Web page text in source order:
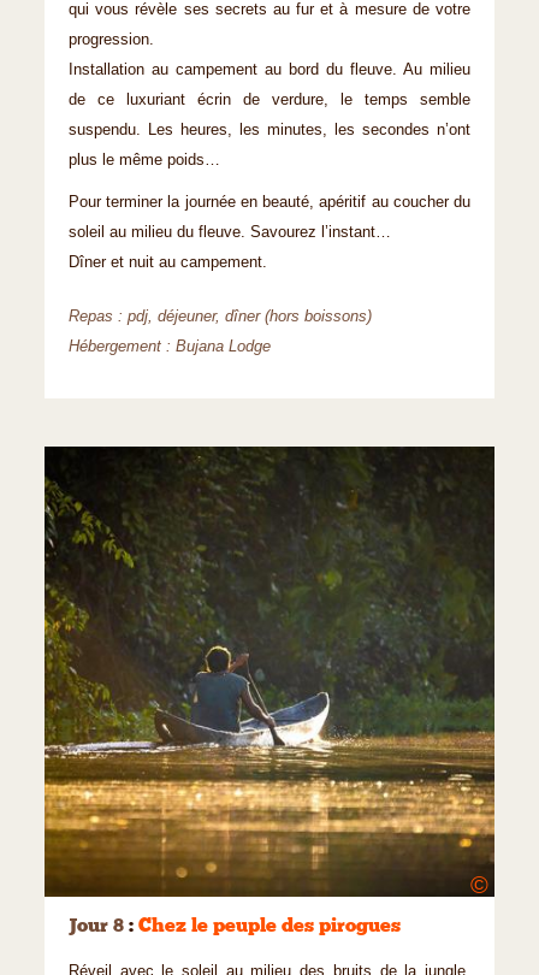
qui vous révèle ses secrets au fur et à mesure de votre
progression.
Installation au campement au bord du fleuve. Au milieu
de ce luxuriant écrin de verdure, le temps semble
suspendu. Les heures, les minutes, les secondes n’ont
plus le même poids…
Pour terminer la journée en beauté, apéritif au coucher du
soleil au milieu du fleuve. Savourez l’instant…
Dîner et nuit au campement.
Repas : pdj, déjeuner, dîner (hors boissons)
Hébergement : Bujana Lodge
©
Jour 8 : Chez le peuple des pirogues
Réveil avec le soleil au milieu des bruits de la jungle.